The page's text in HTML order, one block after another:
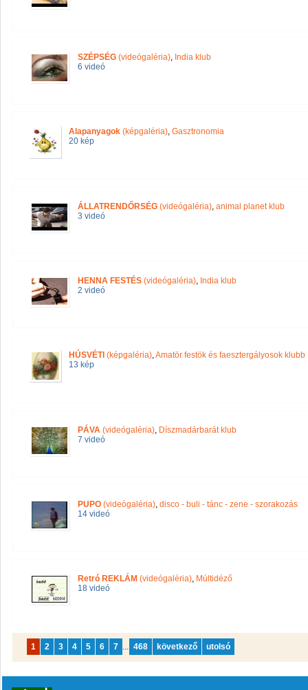
SZÉPSÉG (videógaléria), India klub
6 videó
Alapanyagok (képgaléria), Gasztronomia
20 kép
ÁLLATRENDŐRSÉG (videógaléria), animal planet klub
3 videó
HENNA FESTÉS (videógaléria), India klub
2 videó
HÚSVÉTI (képgaléria),Amatör festök és faesztergályosok klubb
13 kép
PÁVA (videógaléria), Díszmadárbarát klub
7 videó
PUPO (videógaléria), disco - buli - tánc - zene - szorakozás
14 videó
Retró REKLÁM (videógaléria), Múltidéző
18 videó
1 2 3 4 5 6 7 ... 468 következő utolsó